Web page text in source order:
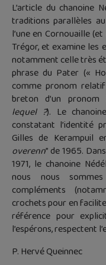
L’article du chanoine
traditions parallèles
l’une en Cornouaille
Trégor, et examine les
notamment celle très
phrase du Pater («
comme pronom
breton d’un pronom
lequel ?). Le
constatant l’identité
Gilles de Kerampuil
overenn” de 1965.
1971, le chanoine
nous nous
compléments
crochets pour en
référence pour
l’espérons, respectent
P. Hervé Queinnec